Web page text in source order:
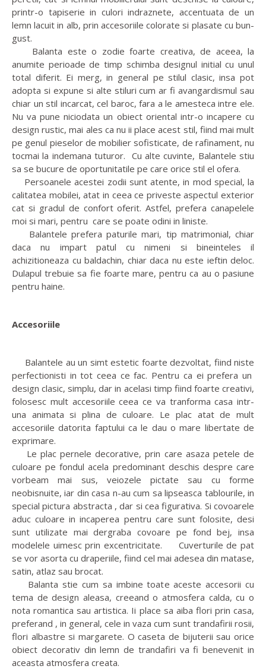
printr-o tapiserie in culori indraznete, accentuata de un
lemn lacuit in alb, prin accesoriile colorate si plasate cu bun-
gust.
Balanta este o zodie foarte creativa, de aceea, la
anumite perioade de timp schimba designul initial cu unul
total diferit. Ei merg, in general pe stilul clasic, insa pot
adopta si expune si alte stiluri cum ar fi avangardismul sau
chiar un stil incarcat, cel baroc, fara a le amesteca intre ele.
Nu va pune niciodata un obiect oriental intr-o incapere cu
design rustic, mai ales ca nu ii place acest stil, fiind mai mult
pe genul pieselor de mobilier sofisticate, de rafinament, nu
tocmai la indemana tuturor. Cu alte cuvinte, Balantele stiu
sa se bucure de oportunitatile pe care orice stil el ofera.
Persoanele acestei zodii sunt atente, in mod special, la
calitatea mobilei, atat in ceea ce priveste aspectul exterior
cat si gradul de confort oferit. Astfel, prefera canapelele
moi si mari, pentru care se poate odini in liniste.
Balantele prefera paturile mari, tip matrimonial, chiar
daca nu impart patul cu nimeni si bineinteles il
achizitioneaza cu baldachin, chiar daca nu este ieftin deloc.
Dulapul trebuie sa fie foarte mare, pentru ca au o pasiune
pentru haine.
Accesoriile
Balantele au un simt estetic foarte dezvoltat, fiind niste
perfectionisti in tot ceea ce fac. Pentru ca ei prefera un
design clasic, simplu, dar in acelasi timp fiind foarte creativi,
folosesc mult accesoriile ceea ce va tranforma casa intr-
una animata si plina de culoare. Le plac atat de mult
accesoriile datorita faptului ca le dau o mare libertate de
exprimare.
Le plac pernele decorative, prin care asaza petele de
culoare pe fondul acela predominant deschis despre care
vorbeam mai sus, veiozele pictate sau cu forme
neobisnuite, iar din casa n-au cum sa lipseasca tablourile, in
special pictura abstracta , dar si cea figurativa. Si covoarele
aduc culoare in incaperea pentru care sunt folosite, desi
sunt utilizate mai dergraba covoare pe fond bej, insa
modelele uimesc prin excentricitate. Cuverturile de pat
se vor asorta cu draperiile, fiind cel mai adesea din matase,
satin, atlaz sau brocat.
Balanta stie cum sa imbine toate aceste accesorii cu
tema de design aleasa, creeand o atmosfera calda, cu o
nota romantica sau artistica. Ii place sa aiba flori prin casa,
preferand , in general, cele in vaza cum sunt trandafirii rosii,
flori albastre si margarete. O caseta de bijuterii sau orice
obiect decorativ din lemn de trandafiri va fi benevenit in
aceasta atmosfera creata.